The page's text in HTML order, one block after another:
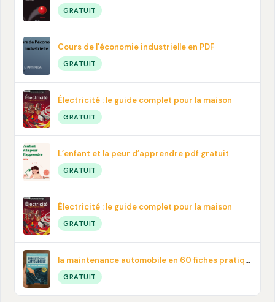
GRATUIT
Cours de l’économie industrielle en PDF
GRATUIT
Électricité : le guide complet pour la maison
GRATUIT
L’enfant et la peur d’apprendre pdf gratuit
GRATUIT
Électricité : le guide complet pour la maison
GRATUIT
la maintenance automobile en 60 fiches pratiques en PDF
GRATUIT